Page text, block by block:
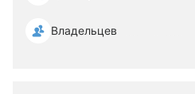
Владельцев